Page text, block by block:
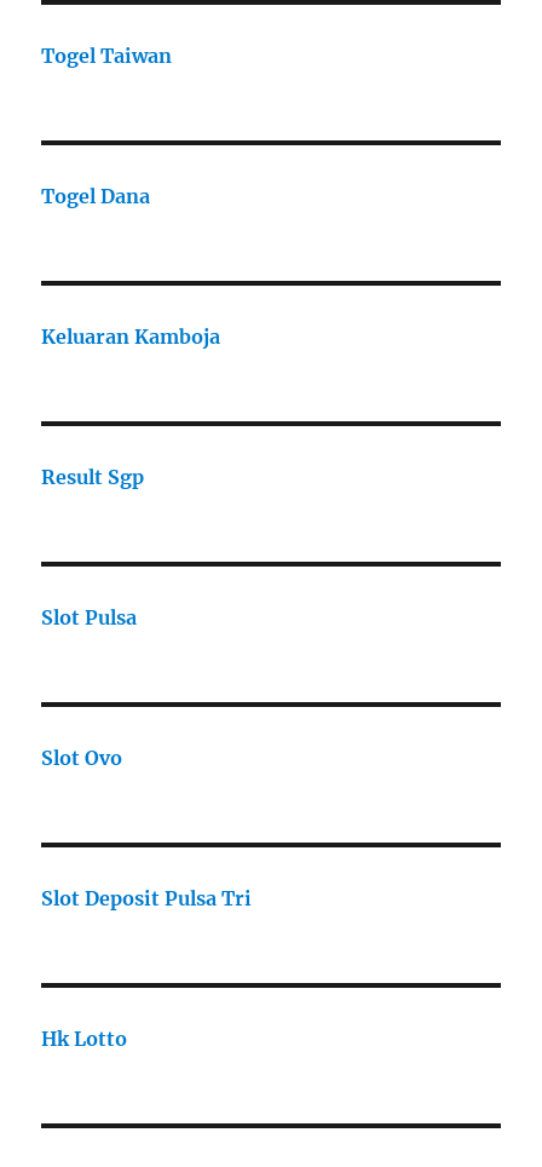
Togel Taiwan
Togel Dana
Keluaran Kamboja
Result Sgp
Slot Pulsa
Slot Ovo
Slot Deposit Pulsa Tri
Hk Lotto